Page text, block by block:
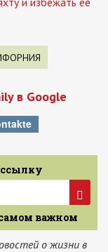
в Google
важном
о жизни в